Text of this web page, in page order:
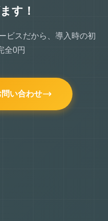
す！
ビスだから、導入時の初
全0円
い合わせ